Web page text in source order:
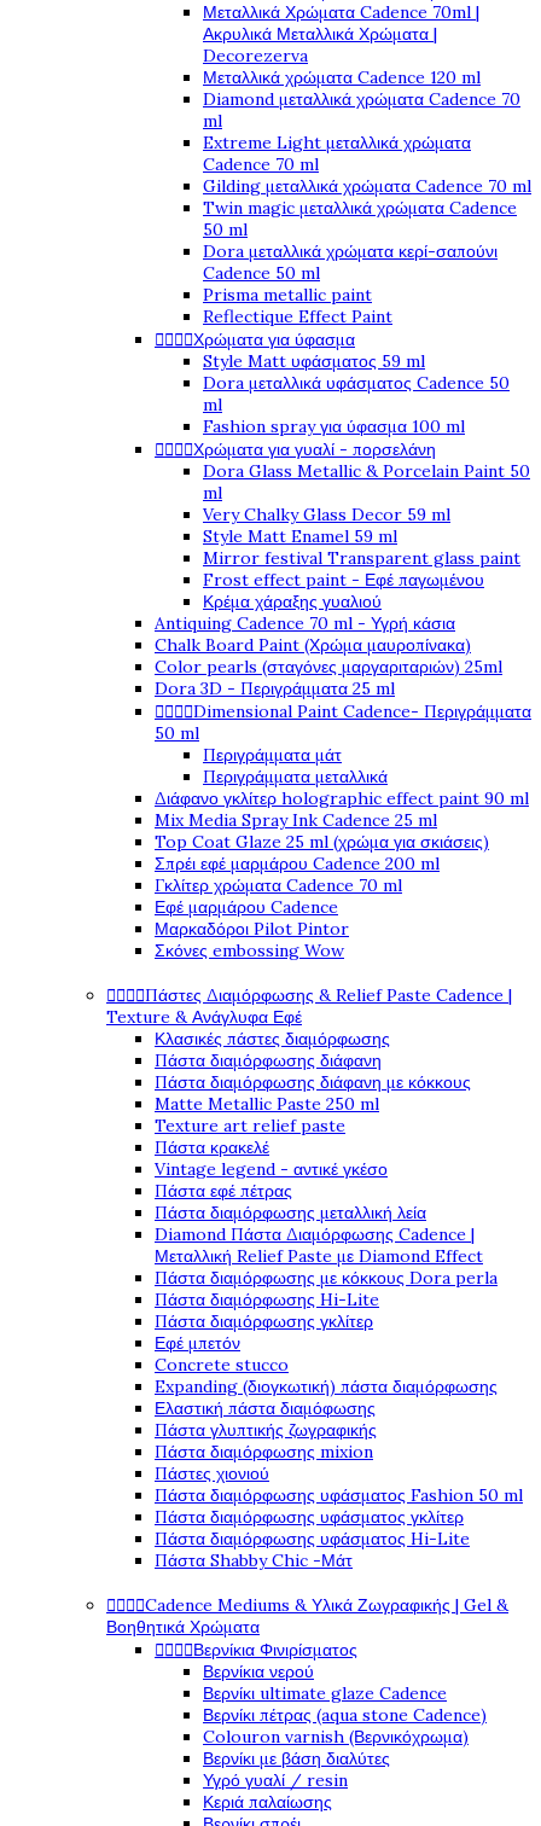
Μεταλλικά Χρώματα Cadence 70ml |
Ακρυλικά Μεταλλικά Χρώματα |
Decorezerva
Μεταλλικά χρώματα Cadence 120 ml
Diamond μεταλλικά χρώματα Cadence 70
ml
Extreme Light μεταλλικά χρώματα
Cadence 70 ml
Gilding μεταλλικά χρώματα Cadence 70 ml
Twin magic μεταλλικά χρώματα Cadence
50 ml
Dora μεταλλικά χρώματα κερί-σαπούνι
Cadence 50 ml
Prisma metallic paint
Reflectique Effect Paint
Χρώματα για ύφασμα
Style Matt υφάσματος 59 ml
Dora μεταλλικά υφάσματος Cadence 50
ml
Fashion spray για ύφασμα 100 ml
Χρώματα για γυαλί - πορσελάνη
Dora Glass Metallic & Porcelain Paint 50
ml
Very Chalky Glass Decor 59 ml
Style Matt Enamel 59 ml
Mirror festival Transparent glass paint
Frost effect paint - Εφέ παγωμένου
Κρέμα χάραξης γυαλιού
Antiquing Cadence 70 ml - Υγρή κάσια
Chalk Board Paint (Χρώμα μαυροπίνακα)
Color pearls (σταγόνες μαργαριταριών) 25ml
Dora 3D - Περιγράμματα 25 ml
Dimensional Paint Cadence- Περιγράμματα
50 ml
Περιγράμματα μάτ
Περιγράμματα μεταλλικά
Διάφανο γκλίτερ holographic effect paint 90 ml
Mix Media Spray Ink Cadence 25 ml
Top Coat Glaze 25 ml (χρώμα για σκιάσεις)
Σπρέι εφέ μαρμάρου Cadence 200 ml
Γκλίτερ χρώματα Cadence 70 ml
Εφέ μαρμάρου Cadence
Μαρκαδόροι Pilot Pintor
Σκόνες embossing Wow
Πάστες Διαμόρφωσης & Relief Paste Cadence |
Texture & Ανάγλυφα Εφέ
Κλασικές πάστες διαμόρφωσης
Πάστα διαμόρφωσης διάφανη
Πάστα διαμόρφωσης διάφανη με κόκκους
Matte Metallic Paste 250 ml
Texture art relief paste
Πάστα κρακελέ
Vintage legend - αντικέ γκέσο
Πάστα εφέ πέτρας
Πάστα διαμόρφωσης μεταλλική λεία
Diamond Πάστα Διαμόρφωσης Cadence |
Μεταλλική Relief Paste με Diamond Effect
Πάστα διαμόρφωσης με κόκκους Dora perla
Πάστα διαμόρφωσης Hi-Lite
Πάστα διαμόρφωσης γκλίτερ
Εφέ μπετόν
Concrete stucco
Expanding (διογκωτική) πάστα διαμόρφωσης
Ελαστική πάστα διαμόφωσης
Πάστα γλυπτικής ζωγραφικής
Πάστα διαμόρφωσης mixion
Πάστες χιονιού
Πάστα διαμόρφωσης υφάσματος Fashion 50 ml
Πάστα διαμόρφωσης υφάσματος γκλίτερ
Πάστα διαμόρφωσης υφάσματος Hi-Lite
Πάστα Shabby Chic -Μάτ
Cadence Mediums & Υλικά Ζωγραφικής | Gel &
Βοηθητικά Χρώματα
Βερνίκια Φινιρίσματος
Βερνίκια νερού
Βερνίκι ultimate glaze Cadence
Βερνίκι πέτρας (aqua stone Cadence)
Colouron varnish (Βερνικόχρωμα)
Βερνίκι με βάση διαλύτες
Υγρό γυαλί / resin
Κεριά παλαίωσης